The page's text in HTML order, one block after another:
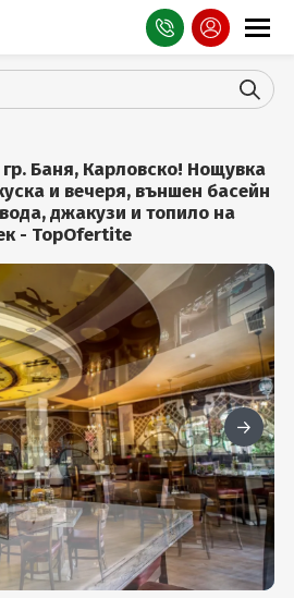
Баня, Карловско! Нощувка
и вечеря, външен басейн
джакузи и топило на
- TopOfertite